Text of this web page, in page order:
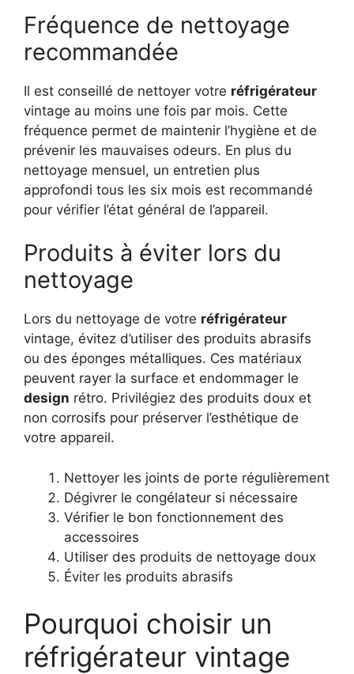
Fréquence de nettoyage
recommandée
Il est conseillé de nettoyer votre réfrigérateur
vintage au moins une fois par mois. Cette
fréquence permet de maintenir l’hygiène et de
prévenir les mauvaises odeurs. En plus du
nettoyage mensuel, un entretien plus
approfondi tous les six mois est recommandé
pour vérifier l’état général de l’appareil.
Produits à éviter lors du
nettoyage
Lors du nettoyage de votre réfrigérateur
vintage, évitez d’utiliser des produits abrasifs
ou des éponges métalliques. Ces matériaux
peuvent rayer la surface et endommager le
design rétro. Privilégiez des produits doux et
non corrosifs pour préserver l’esthétique de
votre appareil.
Nettoyer les joints de porte régulièrement
Dégivrer le congélateur si nécessaire
Vérifier le bon fonctionnement des
accessoires
Utiliser des produits de nettoyage doux
Éviter les produits abrasifs
Pourquoi choisir un
réfrigérateur vintage